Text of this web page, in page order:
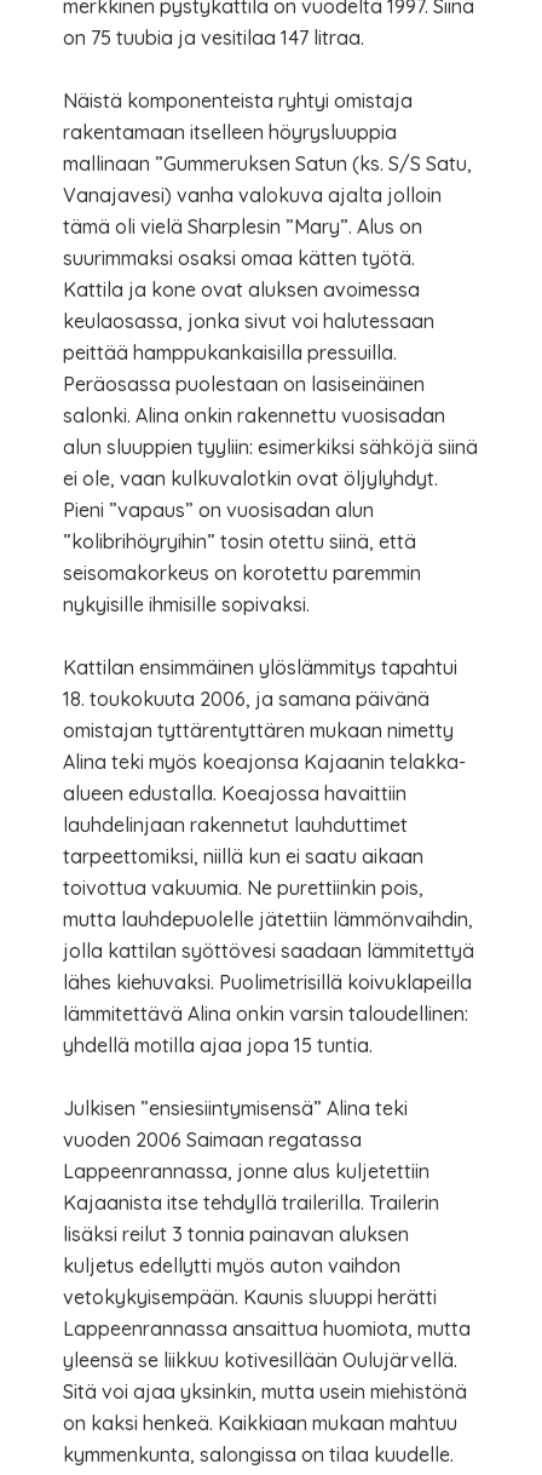
merkkinen pystykattila on vuodelta 1997. Siinä
on 75 tuubia ja vesitilaa 147 litraa.
Näistä komponenteista ryhtyi omistaja
rakentamaan itselleen höyrysluuppia
mallinaan ”Gummeruksen Satun (ks. S/S Satu,
Vanajavesi) vanha valokuva ajalta jolloin
tämä oli vielä Sharplesin ”Mary”. Alus on
suurimmaksi osaksi omaa kätten työtä.
Kattila ja kone ovat aluksen avoimessa
keulaosassa, jonka sivut voi halutessaan
peittää hamppukankaisilla pressuilla.
Peräosassa puolestaan on lasiseinäinen
salonki. Alina onkin rakennettu vuosisadan
alun sluuppien tyyliin: esimerkiksi sähköjä siinä
ei ole, vaan kulkuvalotkin ovat öljylyhdyt.
Pieni ”vapaus” on vuosisadan alun
”kolibrihöyryihin” tosin otettu siinä, että
seisomakorkeus on korotettu paremmin
nykyisille ihmisille sopivaksi.
Kattilan ensimmäinen ylöslämmitys tapahtui
18. toukokuuta 2006, ja samana päivänä
omistajan tyttärentyttären mukaan nimetty
Alina teki myös koeajonsa Kajaanin telakka-
alueen edustalla. Koeajossa havaittiin
lauhdelinjaan rakennetut lauhduttimet
tarpeettomiksi, niillä kun ei saatu aikaan
toivottua vakuumia. Ne purettiinkin pois,
mutta lauhdepuolelle jätettiin lämmönvaihdin,
jolla kattilan syöttövesi saadaan lämmitettyä
lähes kiehuvaksi. Puolimetrisillä koivuklapeilla
lämmitettävä Alina onkin varsin taloudellinen:
yhdellä motilla ajaa jopa 15 tuntia.
Julkisen ”ensiesiintymisensä” Alina teki
vuoden 2006 Saimaan regatassa
Lappeenrannassa, jonne alus kuljetettiin
Kajaanista itse tehdyllä trailerilla. Trailerin
lisäksi reilut 3 tonnia painavan aluksen
kuljetus edellytti myös auton vaihdon
vetokykyisempään. Kaunis sluuppi herätti
Lappeenrannassa ansaittua huomiota, mutta
yleensä se liikkuu kotivesillään Oulujärvellä.
Sitä voi ajaa yksinkin, mutta usein miehistönä
on kaksi henkeä. Kaikkiaan mukaan mahtuu
kymmenkunta, salongissa on tilaa kuudelle.